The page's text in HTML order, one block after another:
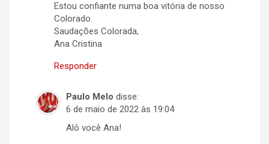
Estou confiante numa boa vitória de nosso
Colorado.
Saudações Colorada,
Ana Cristina
Responder
Paulo Melo disse:
6 de maio de 2022 às 19:04
Alô você Ana!